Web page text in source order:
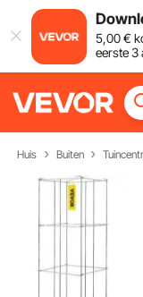
5,00€
eerste 3
Huis Buiten